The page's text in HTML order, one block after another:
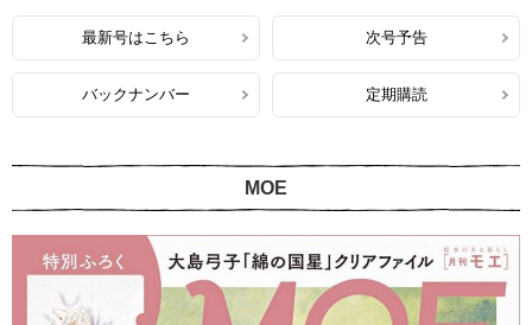
最新号はこちら 次号予告
バックナンバー 定期購読
MOE